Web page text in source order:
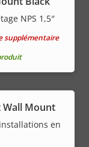
NPS 1,5″
supplémentaire
Wall Mount
en